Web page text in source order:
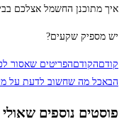
איך מתוכנן החשמל אצלכם
יש מספיק שקעים?
קודםהקודםהפריטים שאסור
הבאכל מה שחשוב לדעת על
פוסטים נוספים שאולי